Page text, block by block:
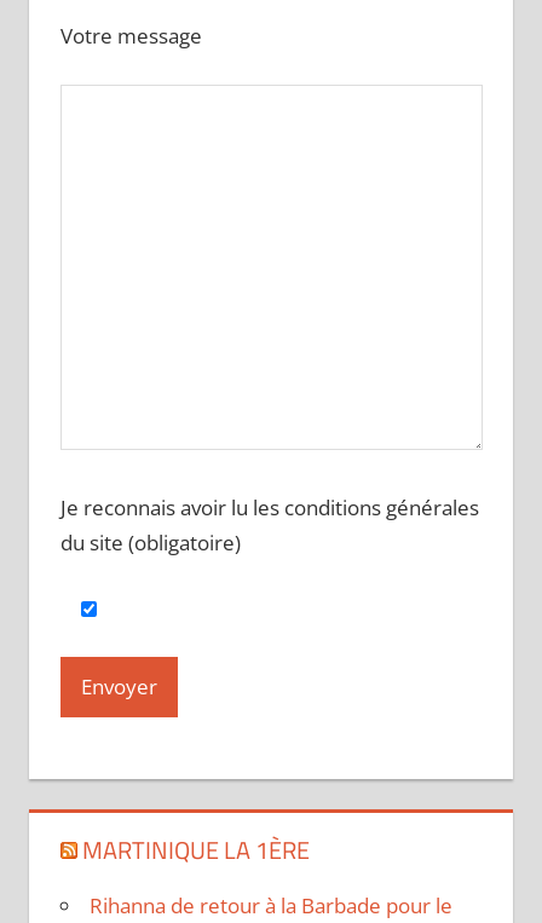
Votre message
Je reconnais avoir lu les conditions générales
du site (obligatoire)
MARTINIQUE LA 1ÈRE
Rihanna de retour à la Barbade pour le